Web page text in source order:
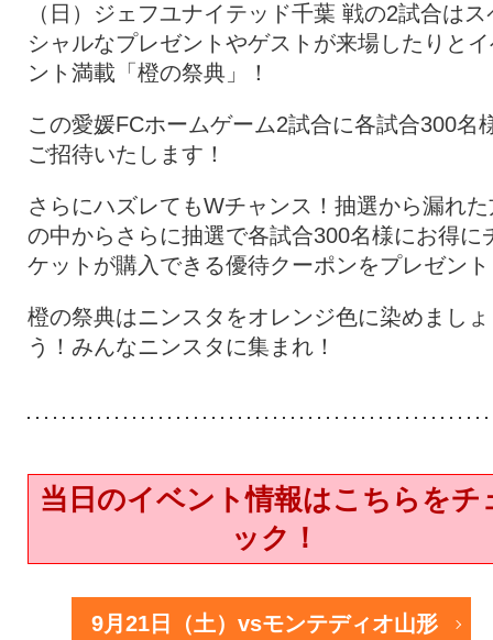
（日）ジェフユナイテッド千葉 戦の2試合はス
シャルなプレゼントやゲストが来場したりと
ント満載「橙の祭典」！
この愛媛FCホームゲーム2試合に各試合300名
ご招待いたします！
さらにハズレてもWチャンス！抽選から漏れた
の中からさらに抽選で各試合300名様にお得に
ケットが購入できる優待クーポンをプレゼン
橙の祭典はニンスタをオレンジ色に染めましょ
う！みんなニンスタに集まれ！
当日のイベント情報はこちらをチ
ック！
9月21日（土）vsモンテディオ山形